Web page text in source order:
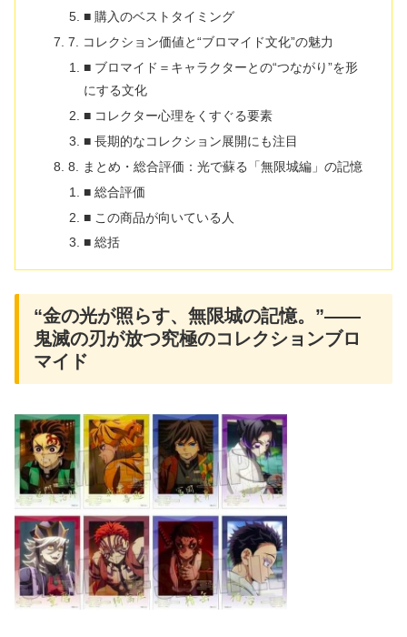
■ 購入のベストタイミング
7. コレクション価値と“ブロマイド文化”の魅力
■ ブロマイド＝キャラクターとの“つながり”を形
にする文化
■ コレクター心理をくすぐる要素
■ 長期的なコレクション展開にも注目
8. まとめ・総合評価：光で蘇る「無限城編」の記憶
■ 総合評価
■ この商品が向いている人
■ 総括
“金の光が照らす、無限城の記憶。”――
鬼滅の刃が放つ究極のコレクションブロ
マイド